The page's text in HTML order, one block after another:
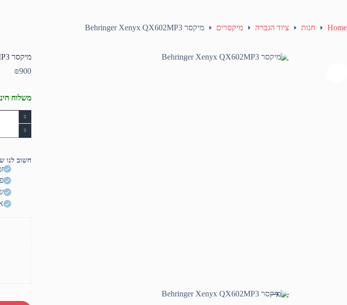
Home חנות ציוד הגברה מיקסרים מיקסר Behringer Xenyx QX602MP3
מיקסר Behringer Xenyx QX602MP3
₪900
משלוח
כמות
של
מיקסר
Behringer
חשוב לנו